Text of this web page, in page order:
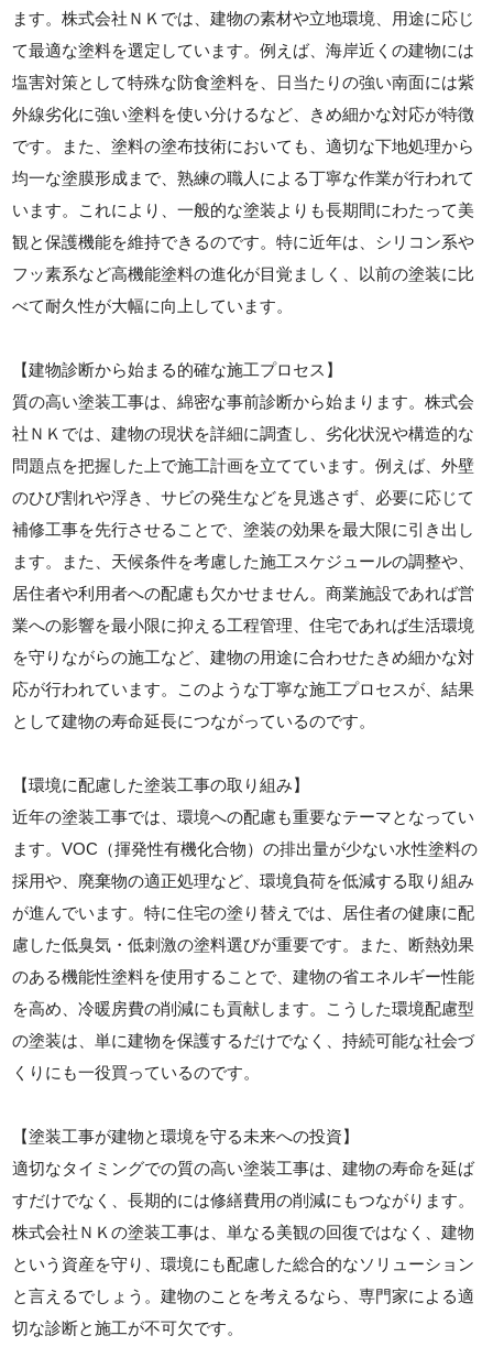
ます。株式会社ＮＫでは、建物の素材や立地環境、用途に応じ
て最適な塗料を選定しています。例えば、海岸近くの建物には
塩害対策として特殊な防食塗料を、日当たりの強い南面には紫
外線劣化に強い塗料を使い分けるなど、きめ細かな対応が特徴
です。また、塗料の塗布技術においても、適切な下地処理から
均一な塗膜形成まで、熟練の職人による丁寧な作業が行われて
います。これにより、一般的な塗装よりも長期間にわたって美
観と保護機能を維持できるのです。特に近年は、シリコン系や
フッ素系など高機能塗料の進化が目覚ましく、以前の塗装に比
べて耐久性が大幅に向上しています。
【建物診断から始まる的確な施工プロセス】
質の高い塗装工事は、綿密な事前診断から始まります。株式会
社ＮＫでは、建物の現状を詳細に調査し、劣化状況や構造的な
問題点を把握した上で施工計画を立てています。例えば、外壁
のひび割れや浮き、サビの発生などを見逃さず、必要に応じて
補修工事を先行させることで、塗装の効果を最大限に引き出し
ます。また、天候条件を考慮した施工スケジュールの調整や、
居住者や利用者への配慮も欠かせません。商業施設であれば営
業への影響を最小限に抑える工程管理、住宅であれば生活環境
を守りながらの施工など、建物の用途に合わせたきめ細かな対
応が行われています。このような丁寧な施工プロセスが、結果
として建物の寿命延長につながっているのです。
【環境に配慮した塗装工事の取り組み】
近年の塗装工事では、環境への配慮も重要なテーマとなってい
ます。VOC（揮発性有機化合物）の排出量が少ない水性塗料の
採用や、廃棄物の適正処理など、環境負荷を低減する取り組み
が進んでいます。特に住宅の塗り替えでは、居住者の健康に配
慮した低臭気・低刺激の塗料選びが重要です。また、断熱効果
のある機能性塗料を使用することで、建物の省エネルギー性能
を高め、冷暖房費の削減にも貢献します。こうした環境配慮型
の塗装は、単に建物を保護するだけでなく、持続可能な社会づ
くりにも一役買っているのです。
【塗装工事が建物と環境を守る未来への投資】
適切なタイミングでの質の高い塗装工事は、建物の寿命を延ば
すだけでなく、長期的には修繕費用の削減にもつながります。
株式会社ＮＫの塗装工事は、単なる美観の回復ではなく、建物
という資産を守り、環境にも配慮した総合的なソリューション
と言えるでしょう。建物のことを考えるなら、専門家による適
切な診断と施工が不可欠です。